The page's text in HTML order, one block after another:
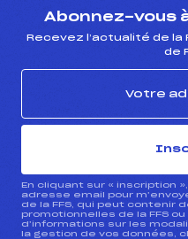
Abonnez-vous
Recevez l’actualité de la
de
En cliquant sur « inscription
adresse email pour
de la FFS, qui peut contenir
promotionnelles de la FFS
d’informations sur les
la gestion de vos données,